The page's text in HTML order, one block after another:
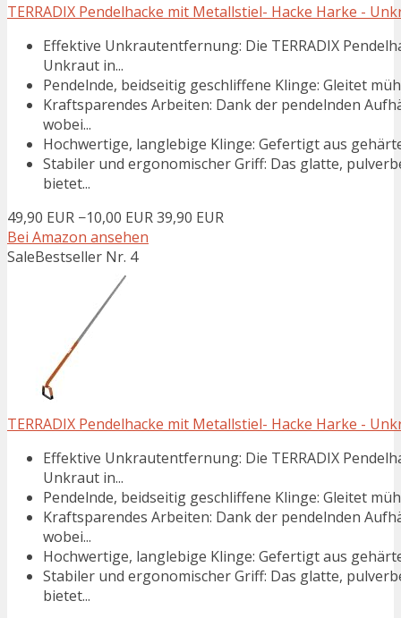
TERRADIX Pendelhacke mit Metallstiel- Hacke Harke -
Effektive Unkrautentfernung: Die TERRADIX
Unkraut in...
Pendelnde, beidseitig geschliffene Klinge: Gleitet
Kraftsparendes Arbeiten: Dank der pendelnden
wobei...
Hochwertige, langlebige Klinge: Gefertigt aus
Stabiler und ergonomischer Griff: Das glatte,
bietet...
49,90 EUR −10,00 EUR39,90 EUR
Bei Amazon ansehen
SaleBestseller Nr. 4
TERRADIX Pendelhacke mit Metallstiel- Hacke Harke -
Effektive Unkrautentfernung: Die TERRADIX
Unkraut in...
Pendelnde, beidseitig geschliffene Klinge: Gleitet
Kraftsparendes Arbeiten: Dank der pendelnden
wobei...
Hochwertige, langlebige Klinge: Gefertigt aus
Stabiler und ergonomischer Griff: Das glatte,
bietet...